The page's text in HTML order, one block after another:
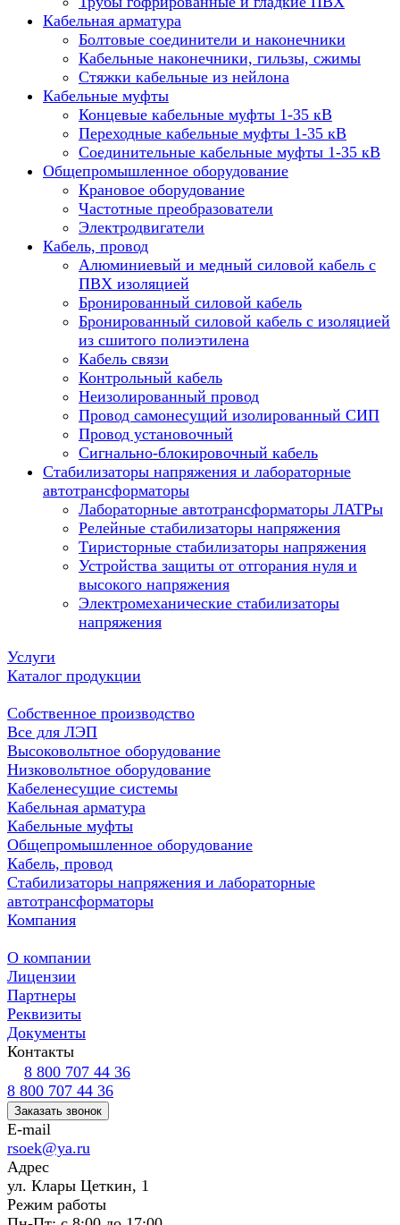
Кабельная арматура
Болтовые соединители и наконечники
Кабельные наконечники, гильзы, сжимы
Стяжки кабельные из нейлона
Кабельные муфты
Концевые кабельные муфты 1-35 кВ
Переходные кабельные муфты 1-35 кВ
Соединительные кабельные муфты 1-35 кВ
Общепромышленное оборудование
Крановое оборудование
Частотные преобразователи
Электродвигатели
Кабель, провод
Алюминиевый и медный силовой кабель с
ПВХ изоляцией
Бронированный силовой кабель
Бронированный силовой кабель с изоляцией
из сшитого полиэтилена
Кабель связи
Контрольный кабель
Неизолированный провод
Провод самонесущий изолированный СИП
Провод установочный
Сигнально-блокировочный кабель
Стабилизаторы напряжения и лабораторные
автотрансформаторы
Лабораторные автотрансформаторы ЛАТРы
Релейные стабилизаторы напряжения
Тиристорные стабилизаторы напряжения
Устройства защиты от отгорания нуля и
высокого напряжения
Электромеханические стабилизаторы
напряжения
Услуги
Каталог продукции
Собственное производство
Все для ЛЭП
Высоковольтное оборудование
Низковольтное оборудование
Кабеленесущие системы
Кабельная арматура
Кабельные муфты
Общепромышленное оборудование
Кабель, провод
Стабилизаторы напряжения и лабораторные
автотрансформаторы
Компания
О компании
Лицензии
Партнеры
Реквизиты
Документы
Контакты
8 800 707 44 36
8 800 707 44 36
Заказать звонок
E-mail
rsoek@ya.ru
Адрес
ул. Клары Цеткин, 1
Режим работы